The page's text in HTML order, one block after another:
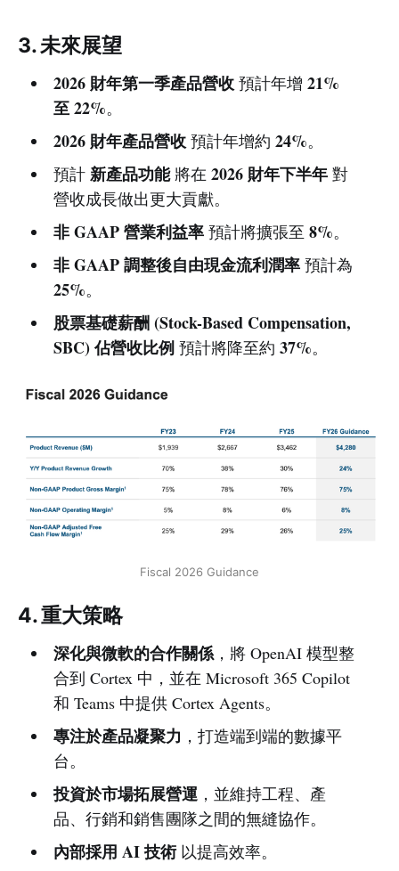
3. 未來展望
2026 財年第一季產品營收預計年增 21%
至 22%。
2026 財年產品營收預計年增約 24%。
預計 新產品功能將在 2026 財年下半年對
營收成長做出更大貢獻。
非 GAAP 營業利益率預計將擴張至 8%。
非 GAAP 調整後自由現金流利潤率預計為
25%。
股票基礎薪酬 (Stock-Based Compensation,
SBC) 佔營收比例預計將降至約 37%。
Fiscal 2026 Guidance
4. 重大策略
深化與微軟的合作關係，將 OpenAI 模型整
合到 Cortex 中，並在 Microsoft 365 Copilot
和 Teams 中提供 Cortex Agents。
專注於產品凝聚力 ，打造端到端的數據平
台。
投資於市場拓展營運 ，並維持工程、產
品、行銷和銷售團隊之間的無縫協作。
內部採用 AI 技術以提高效率。